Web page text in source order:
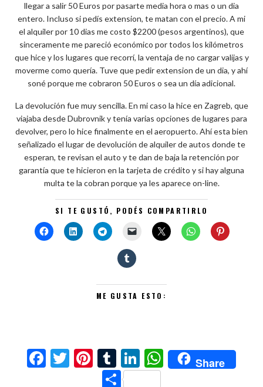
llegar a salir 50 Euros por pasarte media hora o mas o un dia
entero. Incluso si pedís extension, te matan con el precio. A mi
el alquiler por 10 dias me costo $2200 (pesos argentinos), que
sinceramente me pareció económico por todos los kilómetros
que hice y los lugares que recorrí, la ventaja de no cargar valijas y
moverme como quería. Tuve que pedir extension de un dia, y ahí
soné porque me cobraron 50 Euros o sea un día adicional.
La devolución fue muy sencilla. En mi caso la hice en Zagreb, que
viajaba desde Dubrovnik y tenía varias opciones de lugares para
devolver, pero lo hice finalmente en el aeropuerto. Ahí esta bien
señalizado el lugar de devolución de alquiler de autos donde te
esperan, te revisan el auto y te dan de baja la retención por
garantía que te hicieron en la tarjeta de crédito y si hay alguna
multa te la cobran porque ya les aparece on-line.
SI TE GUSTÓ, PODÉS COMPARTIRLO
ME GUSTA ESTO:
F T Pi
nt
T
u
Li
n
W
Share
C